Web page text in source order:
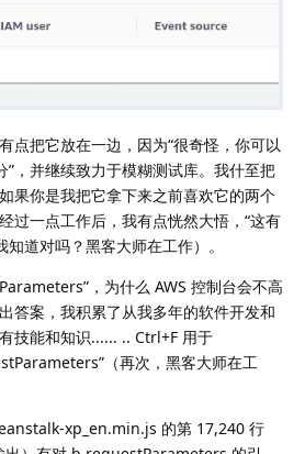
点把它放在一边，因为“很奇怪，你可以
”，并继续致力于模糊测试库。我什至把
果你是我把它拿下来之前喜欢它的两个
过一点工作后，我有点恍然大悟，“这有
道对吗？黑客大师在工作）。
，为什么 AWS 控制台会不高
答案，我积累了从我多年的软件开发和
技能和知识...... .. Ctrl+F 用于
（再次，黑客大师在工
xp_en.min.js 的第 17,240 行